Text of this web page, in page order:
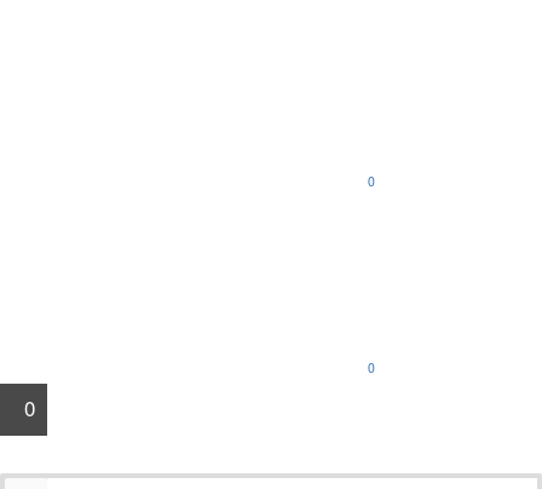
0
0
0